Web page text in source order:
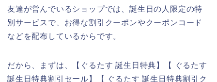
友達が営んでいるショップでは、誕生日の人限定の特
別サービスで、お得な割引クーポンやクーポンコード
などを配布しているからです。
だから、まずは、【ぐるたす 誕生日特典】【 ぐるたす
誕生日特典割引セール】【 ぐるたす 誕生日特典割引ク